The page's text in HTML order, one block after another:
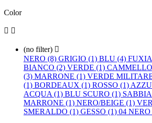
Color
 
(no filter) 
NERO (8) GRIGIO (1) BLU (4)
BIANCO (2) VERDE (1)
(3) MARRONE (1) VERDE
(1) BORDEAUX (1) ROSSO (1)
ACQUA (1) BLU SCURO (1)
MARRONE (1) NERO/BEIGE (1)
SMERALDO (1) GESSO (1) 04 NERO